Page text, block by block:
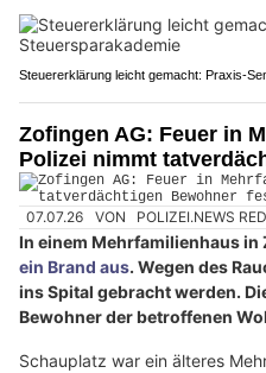
Steuererklärung leicht gemacht: Praxis-
Zofingen AG: Feuer in
Polizei nimmt
07.07.26 VON POLIZEI.NEWS
In einem Mehrfamilienhaus in
ein Brand aus. Wegen des
ins Spital gebracht werden.
Bewohner der betroffenen
Schauplatz war ein älteres